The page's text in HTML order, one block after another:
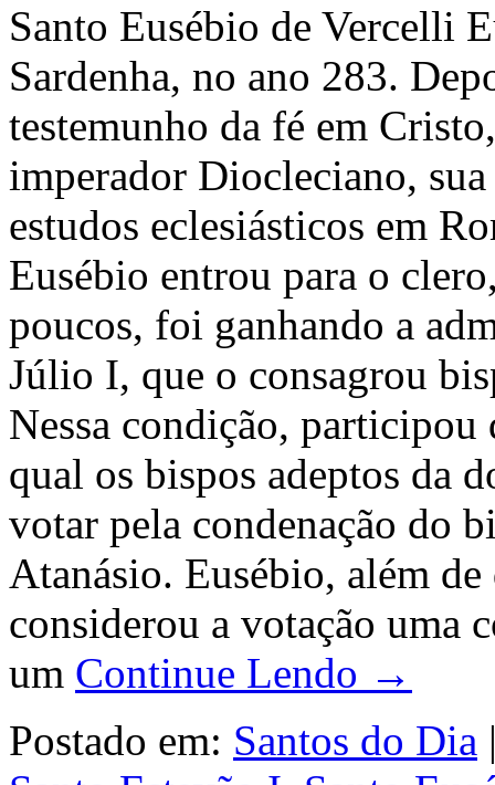
Santo Eusébio de Vercelli
Sardenha, no ano 283.
testemunho da fé em
imperador Diocleciano,
estudos eclesiásticos em
Eusébio entrou para o
poucos, foi ganhando a
Júlio I, que o consagrou
Nessa condição,
qual os bispos adeptos da
votar pela condenação do
Atanásio. Eusébio, além
considerou a votação uma
um Continue Lendo →
Postado em: Santos do Dia